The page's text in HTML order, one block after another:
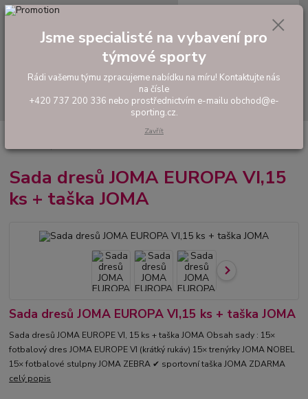
Hledat
tel: +420 737 200 336
0,00 Kč
Akční sady dresů
EUROPA VI,15 ks + taška JOMA
Sada dresů JOMA EUROPA VI,15
ks + taška JOMA
Sada dresů JOMA EUROPA VI,15 ks + taška JOMA
Sada dresů JOMA EUROPE VI, 15 ks + taška JOMA Obsah sady : 15×
fotbalový dres JOMA EUROPE VI (krátký rukáv) 15× trenýrky JOMA NOBEL
15× fotbalové stulpny JOMA ZEBRA ✔ sportovní taška JOMA ZDARMA
celý popis
Jsme specialisté na vybavení pro
týmové sporty
Rádi vašemu týmu zpracujeme nabídku na míru! Kontaktujte nás
na čísle
+420 737 200 336 nebo prostřednictvím e-mailu obchod@e-
sporting.cz.
Zavřít